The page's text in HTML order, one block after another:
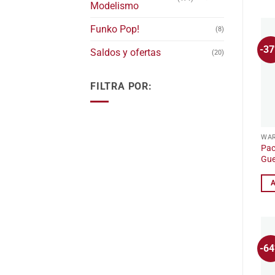
Modelismo
Funko Pop! (8)
Saldos y ofertas (20)
FILTRA POR:
-
-